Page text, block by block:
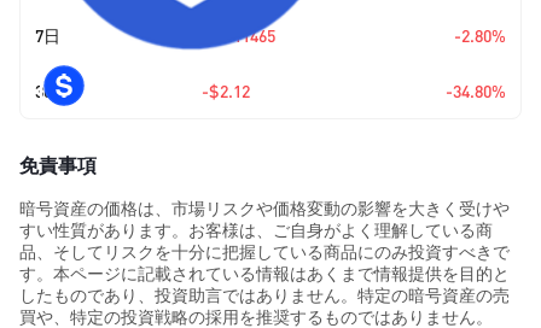
7日 -$0.11465 -2.80%
30日 -$2.12 -34.80%
免責事項
暗号資産の価格は、市場リスクや価格変動の影響を大きく受けや
すい性質があります。お客様は、ご自身がよく理解している商
品、そしてリスクを十分に把握している商品にのみ投資すべきで
す。本ページに記載されている情報はあくまで情報提供を目的と
したものであり、投資助言ではありません。特定の暗号資産の売
買や、特定の投資戦略の採用を推奨するものではありません。